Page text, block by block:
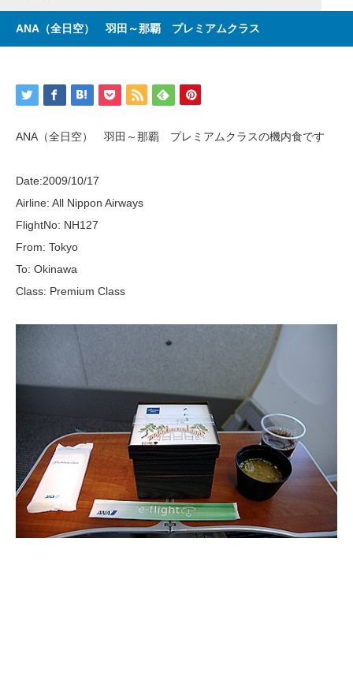
ANA（全日空） 羽田～那覇 プレミアムクラス
ANA（全日空） 羽田～那覇 プレミアムクラスの機内食です
Date:2009/10/17
Airline: All Nippon Airways
FlightNo: NH127
From: Tokyo
To: Okinawa
Class: Premium Class